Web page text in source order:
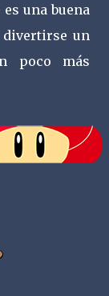
una buena
divertirse un
poco más